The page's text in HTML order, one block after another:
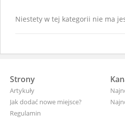
Niestety w tej kategorii nie ma
Strony
Artykuły
Jak dodać nowe miejsce?
Regulamin